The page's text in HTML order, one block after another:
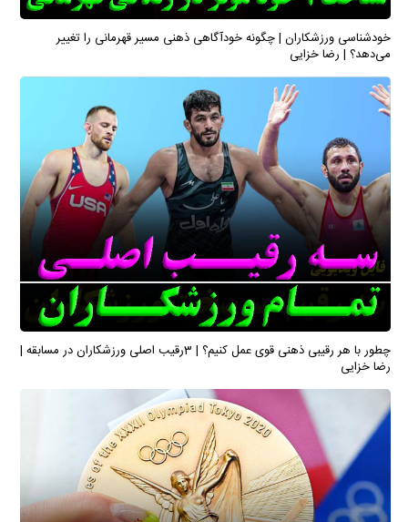
خودشناسی ورزشکاران | چگونه خودآگاهی ذهنی مسیر قهرمانی را تغییر
می‌دهد؟ | رضا خزایی
چطور با هر رقیبی ذهنی قوی عمل کنیم؟ | 3رقیب اصلی ورزشکاران در مسابقه |
رضا خزایی